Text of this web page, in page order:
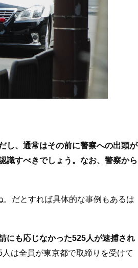
し、通常はその前に警察への出頭が
識すべきでしょう。なお、警察から
だとすれば具体的な事例もあるは
にも応じなかった525人が逮捕され
は全員が東京都で取締りを受けて